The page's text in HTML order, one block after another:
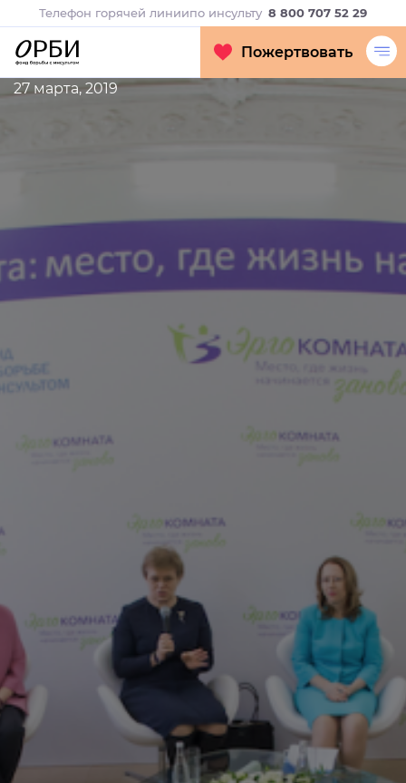
Телефон горячей линиипо инсульту 8 800 707 52 29
Пожертвовать
27 марта, 2019